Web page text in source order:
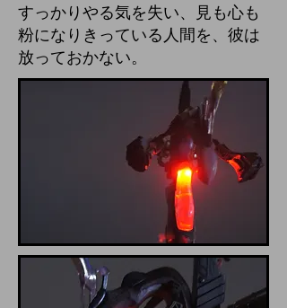
すっかりやる気を失い、見も心も
粉になりきっている人間を、彼は
放っておかない。